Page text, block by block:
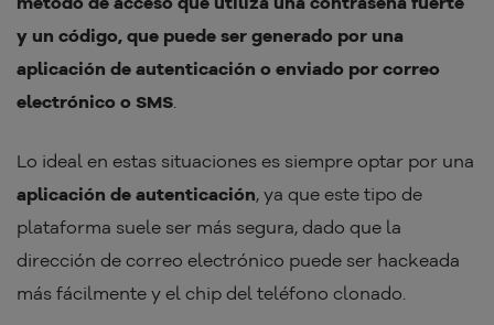
y un código, que puede ser generado por una
aplicación de autenticación o enviado por correo
electrónico o SMS
Lo ideal en estas situaciones es siempre optar por una
aplicación de autenticación, ya que este tipo de
plataforma suele ser más segura, dado que la
dirección de correo electrónico puede ser hackeada
más fácilmente y el chip del teléfono clonado.